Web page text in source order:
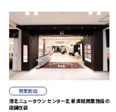
商業施設
港北ニュータウン センター北 駅直結商業施設の
店舗改装